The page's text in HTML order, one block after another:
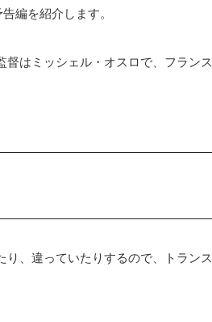
編を紹介します。
はミッシェル・オスロで、フランス
、違っていたりするので、トランス